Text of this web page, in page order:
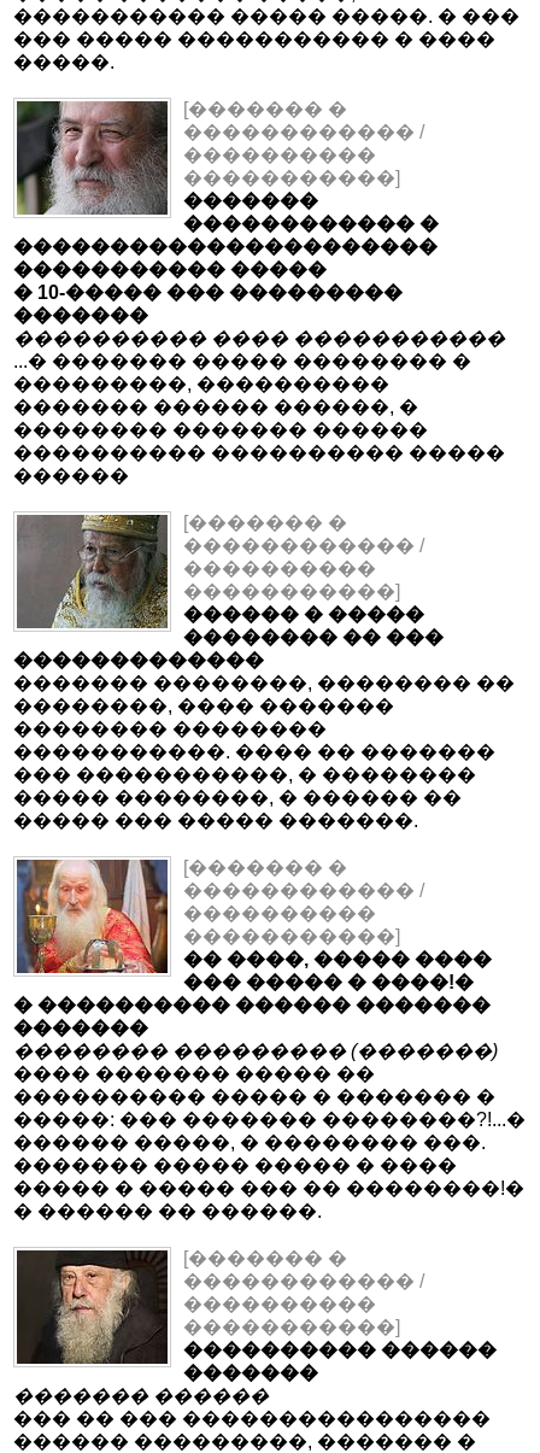
����������� ����� �����. � ���
��� ����� ����������� � ����
�����.
[������� �
������������ /
����������
�����������]
�������
������������ �
����������������������
����������� �����
� 10-����� ��� ���������
�������
���������� ���� �����������
...� ������� ����� �������� �
���������, ����������
������� ������ ������, �
�������� ������� ������
���������� ���������� �����
������
[������� �
������������ /
����������
�����������]
������ � �����
�������� �� ���
�������������
������� ��������, �������� ��
��������, ���� �������
�������� ��������
�����������. ���� �� �������
��� �����������, � ��������
����� ��������, � ������ ��
����� ��� ����� �������.
[������� �
������������ /
����������
�����������]
�� ����, ����� ����
��� ����� � ����!�
� ���������� ������ �������
�������
�������� ��������� (�������)
���� ������� ����� ��
���������� ����� � ������� �
�����: ��� ������� ��������?!...�
������ �����, � �������� ���.
������� ����� ����� � ����
����� � ����� ��� �� ��������!�
� ������ �� ������.
[������� �
������������ /
����������
�����������]
���������� ������
�������
������� ������
��� �� ��� ����������������
������ ���������, ������� �